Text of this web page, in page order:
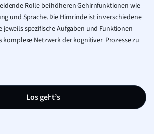
Rolle bei höheren Gehirnfunktionen wie
und Sprache. Die Hirnrinde ist in verschiedene
spezifische Aufgaben und Funktionen
komplexe Netzwerk der kognitiven Prozesse zu
Los geht’s